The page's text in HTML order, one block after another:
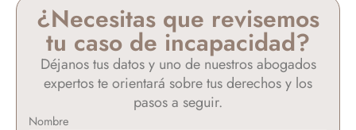
¿Necesitas que revisemos
tu caso de incapacidad?
Déjanos tus datos y uno de nuestros abogados
expertos te orientará sobre tus derechos y los
pasos a seguir.
Nombre